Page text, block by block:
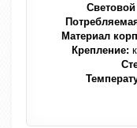
Световой
Материал
Крепление: